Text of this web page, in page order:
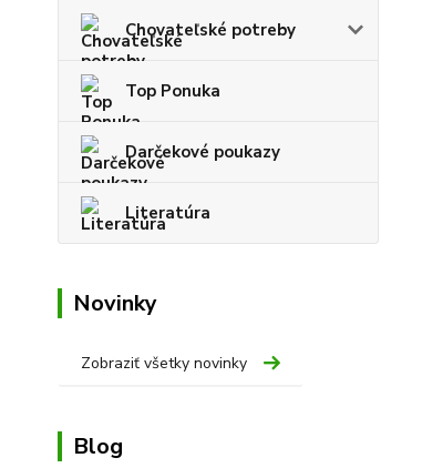
Chovateľské potreby
Top Ponuka
Darčekové poukazy
Literatúra
Novinky
Zobraziť všetky novinky
Blog